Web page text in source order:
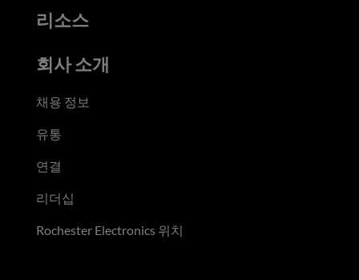
리소스
회사 소개
채용 정보
유통
연결
리더십
Rochester Electronics 위치